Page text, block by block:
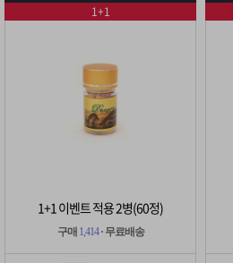
1+1 이벤트 적용 2병(60정)
구매 1,414· 무료배송
1+1